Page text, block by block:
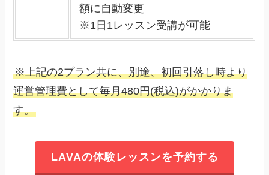
額に自動変更
※1日1レッスン受講が可能
※上記の2プラン共に、別途、初回引落し時より
運営管理費として毎月480円(税込)がかかりま
す。
LAVAの体験レッスンを予約する